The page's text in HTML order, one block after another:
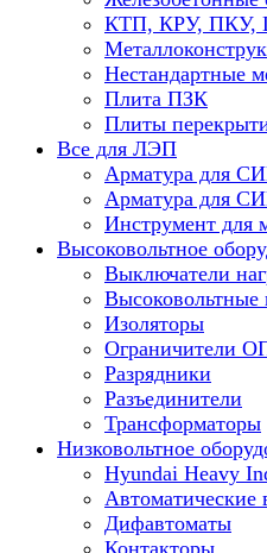
КТП, КРУ,
Нестандартные
Плита ПЗК
Плиты
Все для ЛЭП
Арматура для
Арматура для
Инструмент
Высоковольтное
Выключатели
Высоковольтные
Изоляторы
Ограничители
Разрядники
Разъединители
Трансформаторы
Низковольтное
Hyundai Heavy
Автоматические
Дифавтоматы
Контакторы